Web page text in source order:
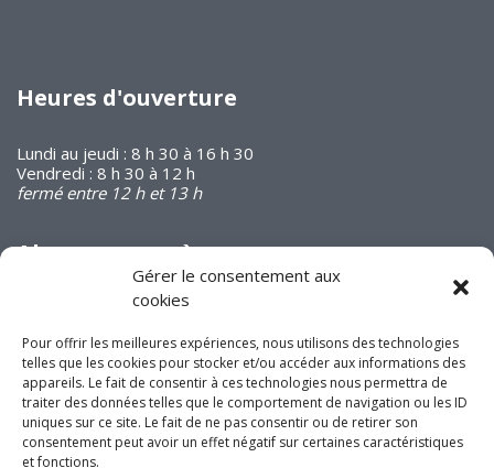
Gérer le consentement aux
cookies
Pour offrir les meilleures expériences, nous utilisons des technologies
telles que les cookies pour stocker et/ou accéder aux informations des
appareils. Le fait de consentir à ces technologies nous permettra de
traiter des données telles que le comportement de navigation ou les ID
uniques sur ce site. Le fait de ne pas consentir ou de retirer son
consentement peut avoir un effet négatif sur certaines caractéristiques
et fonctions.
Heures d'ouverture
Lundi au jeudi : 8 h 30 à 16 h 30
Vendredi : 8 h 30 à 12 h
fermé entre 12 h et 13 h
Abonnez-vous à
notre infolettre
Joignez-vous à nous
sur les réseaux